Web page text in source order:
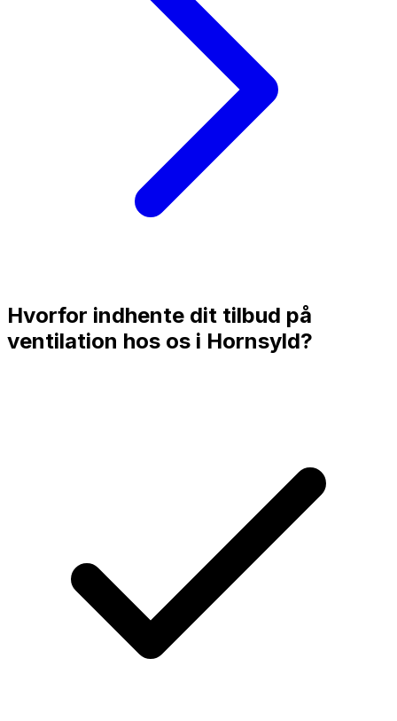
Hvorfor indhente dit tilbud på
ventilation hos os i Hornsyld?